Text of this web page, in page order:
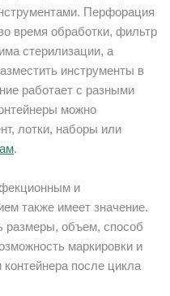
Перфорация
время обработки, фильтр
стерилизации, а
инструменты в
работает с разными
можно
лотки, наборы или
.
и
также имеет значение.
размеры, объем, способ
маркировки и
после цикла